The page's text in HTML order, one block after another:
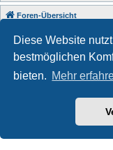
Diese Website
bestmöglichen
bieten. Mehr
Foren-Übersicht
Powered by